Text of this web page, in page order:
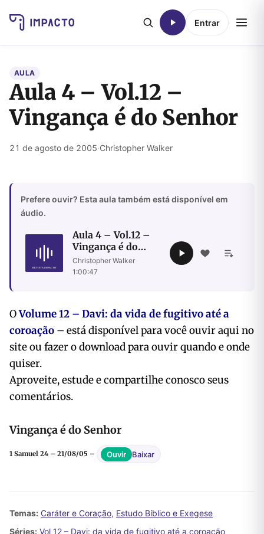
Entrar
AULA
Aula 4 – Vol.12 –
Vingança é do Senhor
21 de agosto de 2005·Christopher Walker
Prefere ouvir? Esta aula também está disponível em
áudio.
Aula 4 – Vol.12 –
Vingança é do
Senhor
Christopher Walker
1:00:47
OVolume 12 – Davi: da vida de fugitivo até a
coroação – está disponível para você ouviraqui no
site ou fazer o download para ouvir quando e onde
quiser.
Aproveite, estude e compartilhe conosco seus
comentários.
Vingança é do Senhor
1 Samuel 24 – 21/08/05 – Ouvir Baixar
Temas: Caráter e Coração, Estudo Bíblico e Exegese
Séries: Vol 12 – Davi: da vida de fugitivo até a coroação